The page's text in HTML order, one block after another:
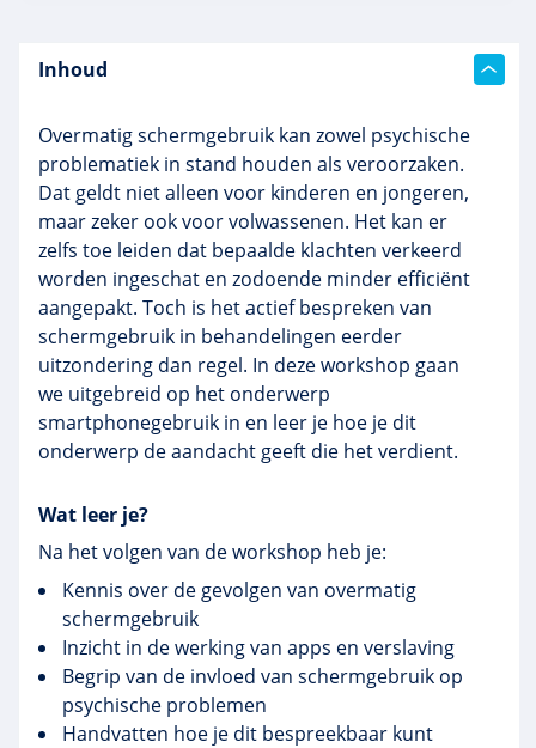
Inhoud
Overmatig schermgebruik kan zowel psychische
problematiek in stand houden als veroorzaken.
Dat geldt niet alleen voor kinderen en jongeren,
maar zeker ook voor volwassenen. Het kan er
zelfs toe leiden dat bepaalde klachten verkeerd
worden ingeschat en zodoende minder efficiënt
aangepakt. Toch is het actief bespreken van
schermgebruik in behandelingen eerder
uitzondering dan regel. In deze workshop gaan
we uitgebreid op het onderwerp
smartphonegebruik in en leer je hoe je dit
onderwerp de aandacht geeft die het verdient.
Wat leer je?
Na het volgen van de workshop heb je:
Kennis over de gevolgen van overmatig
schermgebruik
Inzicht in de werking van apps en verslaving
Begrip van de invloed van schermgebruik op
psychische problemen
Handvatten hoe je dit bespreekbaar kunt